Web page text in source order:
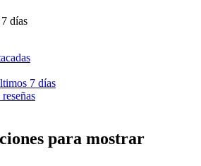
días
7 días
para mostrar